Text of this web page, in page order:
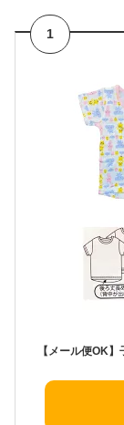
1